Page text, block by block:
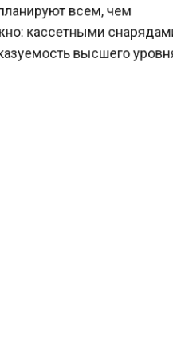
всем, чем
кассетными
высшего